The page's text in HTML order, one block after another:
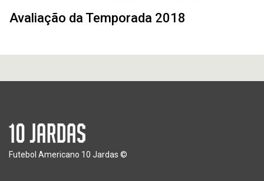
Avaliação da Temporada 2018
Futebol Americano 10 Jardas ©